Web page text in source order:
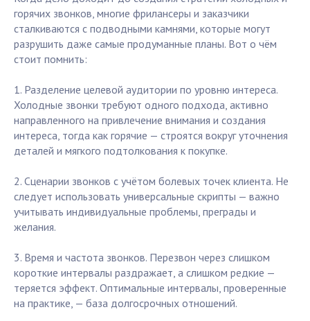
горячих звонков, многие фрилансеры и заказчики
сталкиваются с подводными камнями, которые могут
разрушить даже самые продуманные планы. Вот о чём
стоит помнить:
1. Разделение целевой аудитории по уровню интереса.
Холодные звонки требуют одного подхода, активно
направленного на привлечение внимания и создания
интереса, тогда как горячие — строятся вокруг уточнения
деталей и мягкого подтолкования к покупке.
2. Сценарии звонков с учётом болевых точек клиента. Не
следует использовать универсальные скрипты — важно
учитывать индивидуальные проблемы, преграды и
желания.
3. Время и частота звонков. Перезвон через слишком
короткие интервалы раздражает, а слишком редкие —
теряется эффект. Оптимальные интервалы, проверенные
на практике, — база долгосрочных отношений.